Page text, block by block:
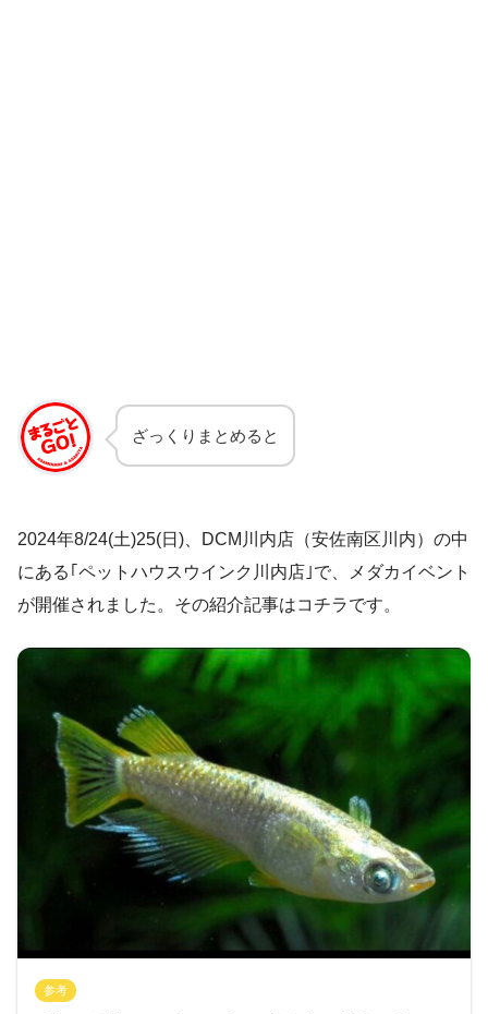
ざっくりまとめると
2024年8/24(土)25(日)、DCM川内店（安佐南区川内）の中
にある｢ペットハウスウインク川内店｣で、メダカイベント
が開催されました。その紹介記事はコチラです。
参考